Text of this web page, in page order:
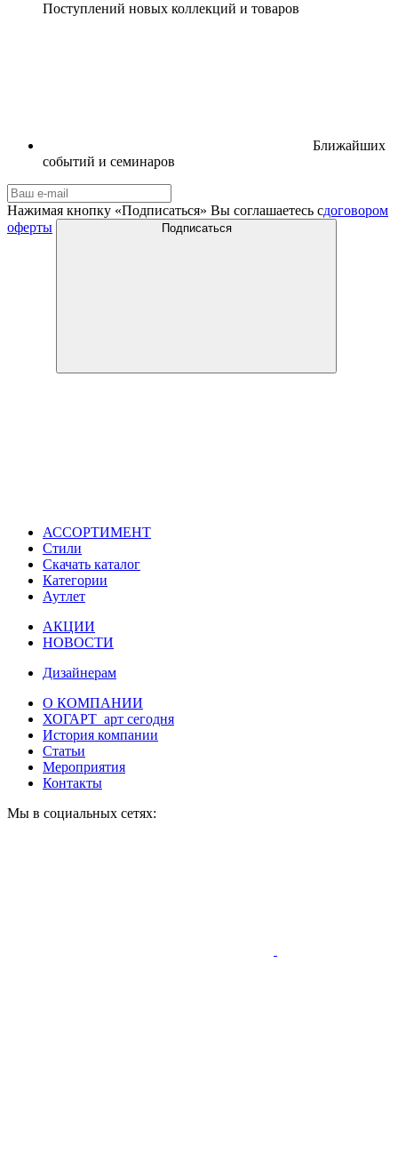
Поступлений новых коллекций и товаров
Ближайших
событий и семинаров
Нажимая кнопку «Подписаться» Вы соглашаетесь сдоговором
оферты
Подписаться
АССОРТИМЕНТ
Стили
Скачать каталог
Категории
Аутлет
АКЦИИ
НОВОСТИ
Дизайнерам
О КОМПАНИИ
ХОГАРТ_арт сегодня
История компании
Статьи
Мероприятия
Контакты
Мы в социальных сетях: